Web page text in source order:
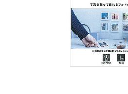
￥5,000以上の注文で送料無料